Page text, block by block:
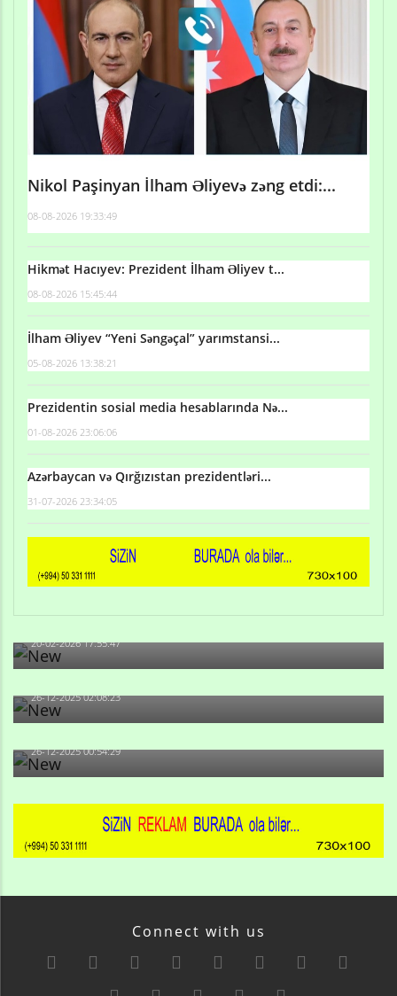
Nikol Paşinyan İlham Əliyevə zəng etdi:...
08-08-2026 19:33:49
Hikmət Hacıyev: Prezident İlham Əliyev t...
08-08-2026 15:45:44
İlham Əliyev “Yeni Səngəçal” yarımstansi...
05-08-2026 13:38:21
Prezidentin sosial media hesablarında Nə...
01-08-2026 23:06:06
Azərbaycan və Qırğızıstan prezidentləri...
31-07-2026 23:34:05
Qulu Məhərrəmli: Sosial şəbəkələrdə söyüş niyə artıb?
20-02-2026 17:55:47
Məni bura NAZİR GÖNDƏRİB - 1937-ci ildən fəaliyyətdə
26-12-2025 02:08:23
-Ay qız, sən məhkəməni udmayacaqsan... Sən bilirsən
də, məni...
26-12-2025 00:54:29
Connect with us